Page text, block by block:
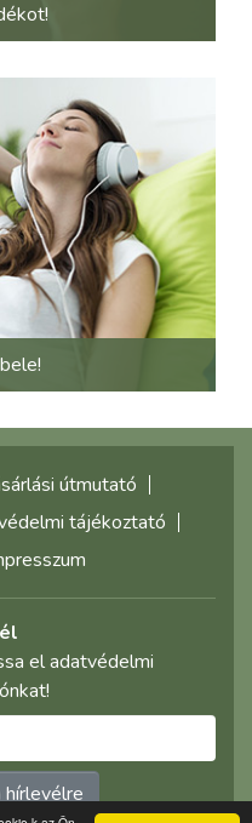
útmutató
tájékoztató
el adatvédelmi
hírlevélre